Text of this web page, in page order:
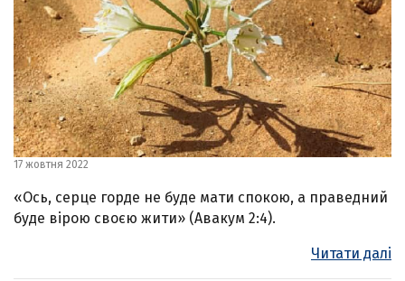
17 жовтня 2022
«Ось, серце горде не буде мати спокою, а праведний
буде вірою своєю жити» (Авакум 2:4).
Читати далі